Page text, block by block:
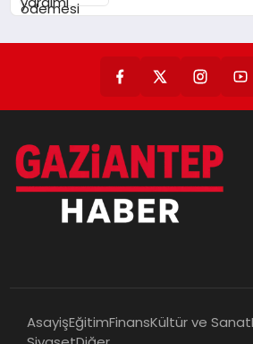
AsayişEğitimFinansKültür ve Sanat